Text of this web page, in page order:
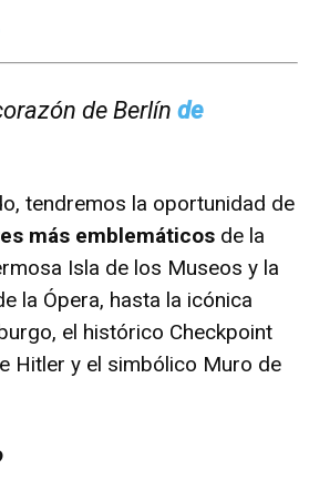
de Berlín de
tendremos la oportunidad de
más emblemáticos de la
Isla de los Museos y la
la Ópera, hasta la icónica
el histórico Checkpoint
Hitler y el simbólico Muro de